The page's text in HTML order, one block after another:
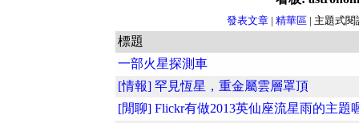
發表文章 | 精華區 | 主題式
標題
一部火星探測車
[情報] 罕見恆星，重金屬雲層罩頂
[閒聊] Flickr有做2013英仙座流星雨的主題